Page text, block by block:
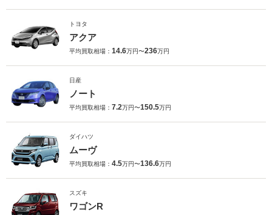
トヨタ
アクア
平均買取相場： 14.6万円〜236万円
日産
ノート
平均買取相場： 7.2万円〜150.5万円
ダイハツ
ムーヴ
平均買取相場： 4.5万円〜136.6万円
スズキ
ワゴンR